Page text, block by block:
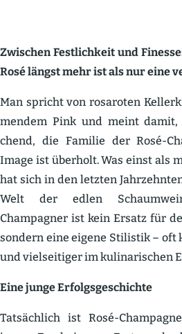
Zwischen Festlichkeit und
Rosé längst mehr ist als nur eine
Man spricht von rosaroten
mendem Pink und meint
chend, die Familie der Rosé-
Image ist überholt. Was einst als
hat sich in den letzten
Welt der edlen
Champagner ist kein Ersatz für
sondern eine eigene Stilistik –
und vielsei­tiger im kulina­ri­schen
Eine junge Erfolgs­ge­schichte
Tatsächlich ist Rosé-